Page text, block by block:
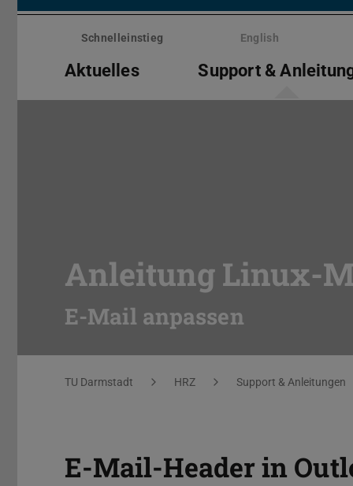
Menü
überspringenSchnelleinstieg English
Aktuelles Support &
Anleitung Linux-
E-Mail anpassen
Sie befinden sich hier:
TU Darmstadt HRZ Support & Anleitungen
E-Mail-Header in